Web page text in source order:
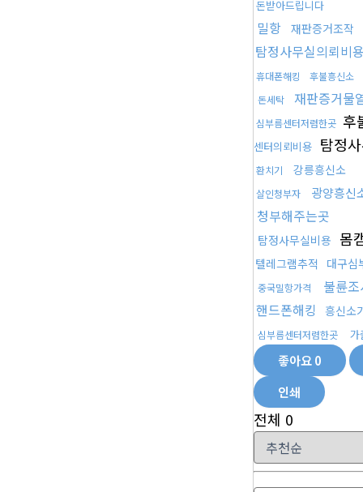
돈받아드립니다
밀항 재판증거조작
탐정사무실의뢰비
휴대폰해킹
후불흥신소
돈세탁
재판증거물
심부름센터저렴한곳 후
센터의뢰비용 탐정
환치기 강릉흥신소
살인청부자 광양흥신
청부해주는곳
탐정사무실비용 몸
텔레그램추적 대구심
중국밀항가격
불륜
핸드폰해킹
흥신소
심부름센터저렴한곳 가
좋아요0
인쇄
전체 0